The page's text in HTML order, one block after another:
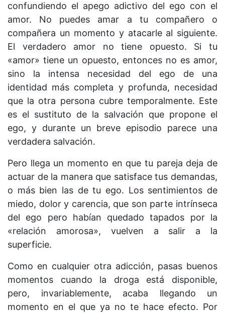
confundiendo el apego adictivo del ego con el
amor. No puedes amar a tu compañero o
compañera un momento y atacarle al siguiente.
El verdadero amor no tiene opuesto. Si tu
«amor» tiene un opuesto, entonces no es amor,
sino la intensa necesidad del ego de una
identidad más completa y profunda, necesidad
que la otra persona cubre temporalmente. Este
es el sustituto de la salvación que propone el
ego, y durante un breve episodio parece una
verdadera salvación.
Pero llega un momento en que tu pareja deja de
actuar de la manera que satisface tus demandas,
o más bien las de tu ego. Los sentimientos de
miedo, dolor y carencia, que son parte intrínseca
del ego pero habían quedado tapados por la
«relación amorosa», vuelven a salir a la
superficie.
Como en cualquier otra adicción, pasas buenos
momentos cuando la droga está disponible,
pero, invariablemente, acaba llegando un
momento en el que ya no te hace efecto. Por